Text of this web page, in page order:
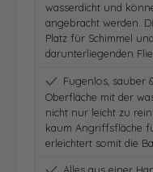
wasserdicht und
angebracht werden.
Platz für Schimmel
darunterliegenden
Fugenlos, sauber
Oberfläche mit der
nicht nur leicht zu
kaum Angriffsfläche
erleichtert somit die